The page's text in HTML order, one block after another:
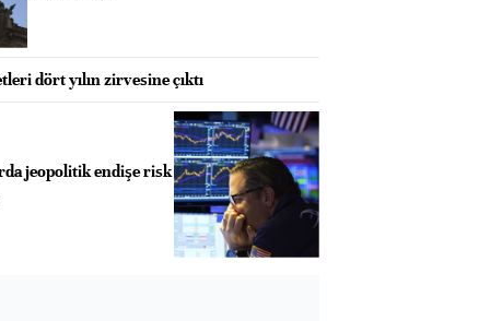
dört yılın zirvesine çıktı
jeopolitik endişe risk